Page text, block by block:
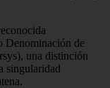
Denominación de
una distinción
singularidad